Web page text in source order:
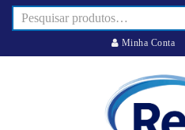
Minha Conta